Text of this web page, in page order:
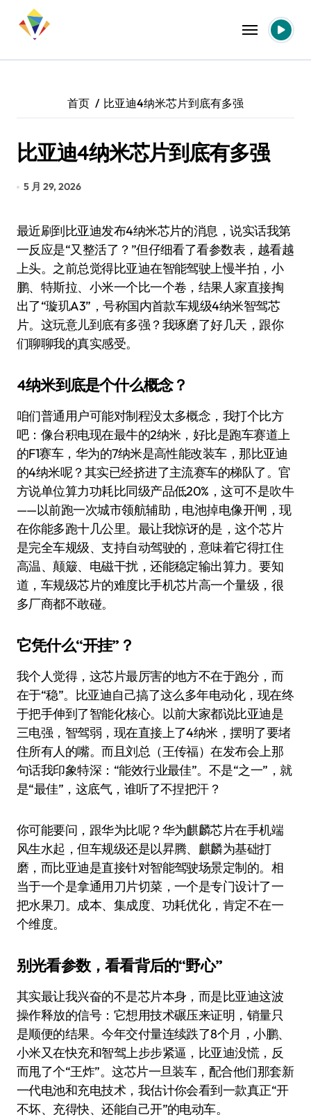
首页 比亚迪4纳米芯片到底有多强
比亚迪4纳米芯片到底有多强
5 月 29, 2026
最近刷到比亚迪发布4纳米芯片的消息，说实话我第
一反应是“又整活了？”但仔细看了看参数表，越看越
上头。之前总觉得比亚迪在智能驾驶上慢半拍，小
鹏、特斯拉、小米一个比一个卷，结果人家直接掏
出了“璇玑A3”，号称国内首款车规级4纳米智驾芯
片。这玩意儿到底有多强？我琢磨了好几天，跟你
们聊聊我的真实感受。
4纳米到底是个什么概念？
咱们普通用户可能对制程没太多概念，我打个比方
吧：像台积电现在最牛的2纳米，好比是跑车赛道上
的F1赛车，华为的7纳米是高性能改装车，那比亚迪
的4纳米呢？其实已经挤进了主流赛车的梯队了。官
方说单位算力功耗比同级产品低20%，这可不是吹牛
——以前跑一次城市领航辅助，电池掉电像开闸，现
在你能多跑十几公里。最让我惊讶的是，这个芯片
是完全车规级、支持自动驾驶的，意味着它得扛住
高温、颠簸、电磁干扰，还能稳定输出算力。要知
道，车规级芯片的难度比手机芯片高一个量级，很
多厂商都不敢碰。
它凭什么“开挂”？
我个人觉得，这芯片最厉害的地方不在于跑分，而
在于“稳”。比亚迪自己搞了这么多年电动化，现在终
于把手伸到了智能化核心。以前大家都说比亚迪是
三电强，智驾弱，现在直接上了4纳米，摆明了要堵
住所有人的嘴。而且刘总（王传福）在发布会上那
句话我印象特深：“能效行业最佳”。不是“之一”，就
是“最佳”，这底气，谁听了不捏把汗？
你可能要问，跟华为比呢？华为麒麟芯片在手机端
风生水起，但车规级还是以昇腾、麒麟为基础打
磨，而比亚迪是直接针对智能驾驶场景定制的。相
当于一个是拿通用刀片切菜，一个是专门设计了一
把水果刀。成本、集成度、功耗优化，肯定不在一
个维度。
别光看参数，看看背后的“野心”
其实最让我兴奋的不是芯片本身，而是比亚迪这波
操作释放的信号：它想用技术碾压来证明，销量只
是顺便的结果。今年交付量连续跌了8个月，小鹏、
小米又在快充和智驾上步步紧逼，比亚迪没慌，反
而甩了个“王炸”。这芯片一旦装车，配合他们那套新
一代电池和充电技术，我估计你会看到一款真正“开
不坏、充得快、还能自己开”的电动车。